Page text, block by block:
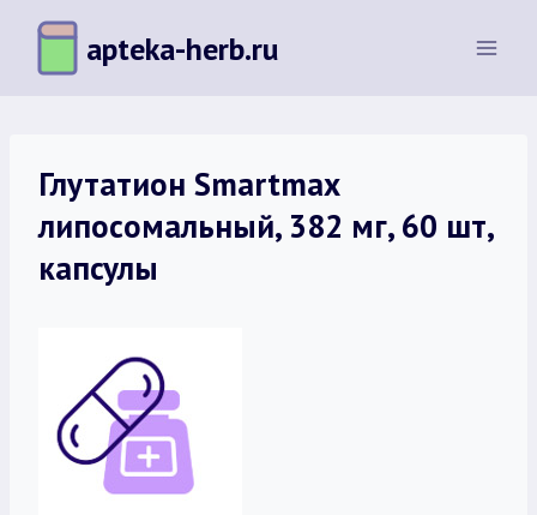
Перейти
содержимому
apteka-herb.ru
Глутатион Smartmax
липосомальный, 382 мг, 60 шт,
капсулы